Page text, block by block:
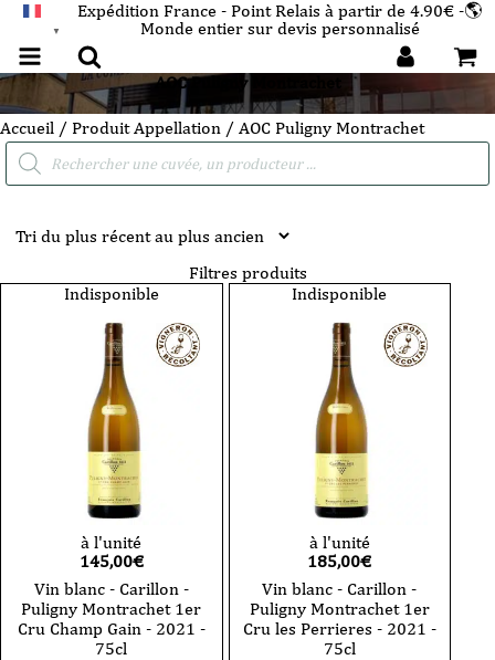
▼
Expédition France - Point Relais à partir de 4.90€ -🌎
Monde entier sur devis personnalisé
AOC Puligny Montrachet
Accueil / Produit Appellation / AOC Puligny Montrachet
Recherche
Filtres produits
Indisponible
à l'unité
145,00€
Vin blanc - Carillon -
Puligny Montrachet 1er
Cru Champ Gain - 2021 -
75cl
Indisponible
à l'unité
185,00€
Vin blanc - Carillon -
Puligny Montrachet 1er
Cru les Perrieres - 2021 -
75cl